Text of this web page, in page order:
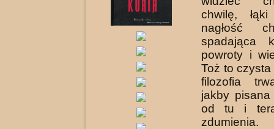
chwilę, łąki
nagłość
spadająca
powroty i
Toż to
filozofia
jakby pisana
od tu i
zdumienia.